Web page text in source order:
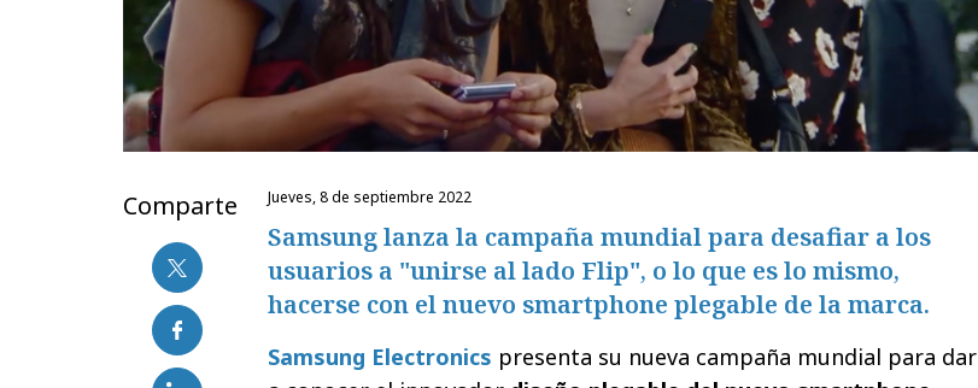
Comparte jueves, 8 de septiembre 2022
Samsung lanza la campaña mundial para desafiar a los
usuarios a "unirse al lado Flip", o lo que es lo mismo,
hacerse con el nuevo smartphone plegable de la marca.
Samsung Electronics presenta su nueva campaña mundial para dar